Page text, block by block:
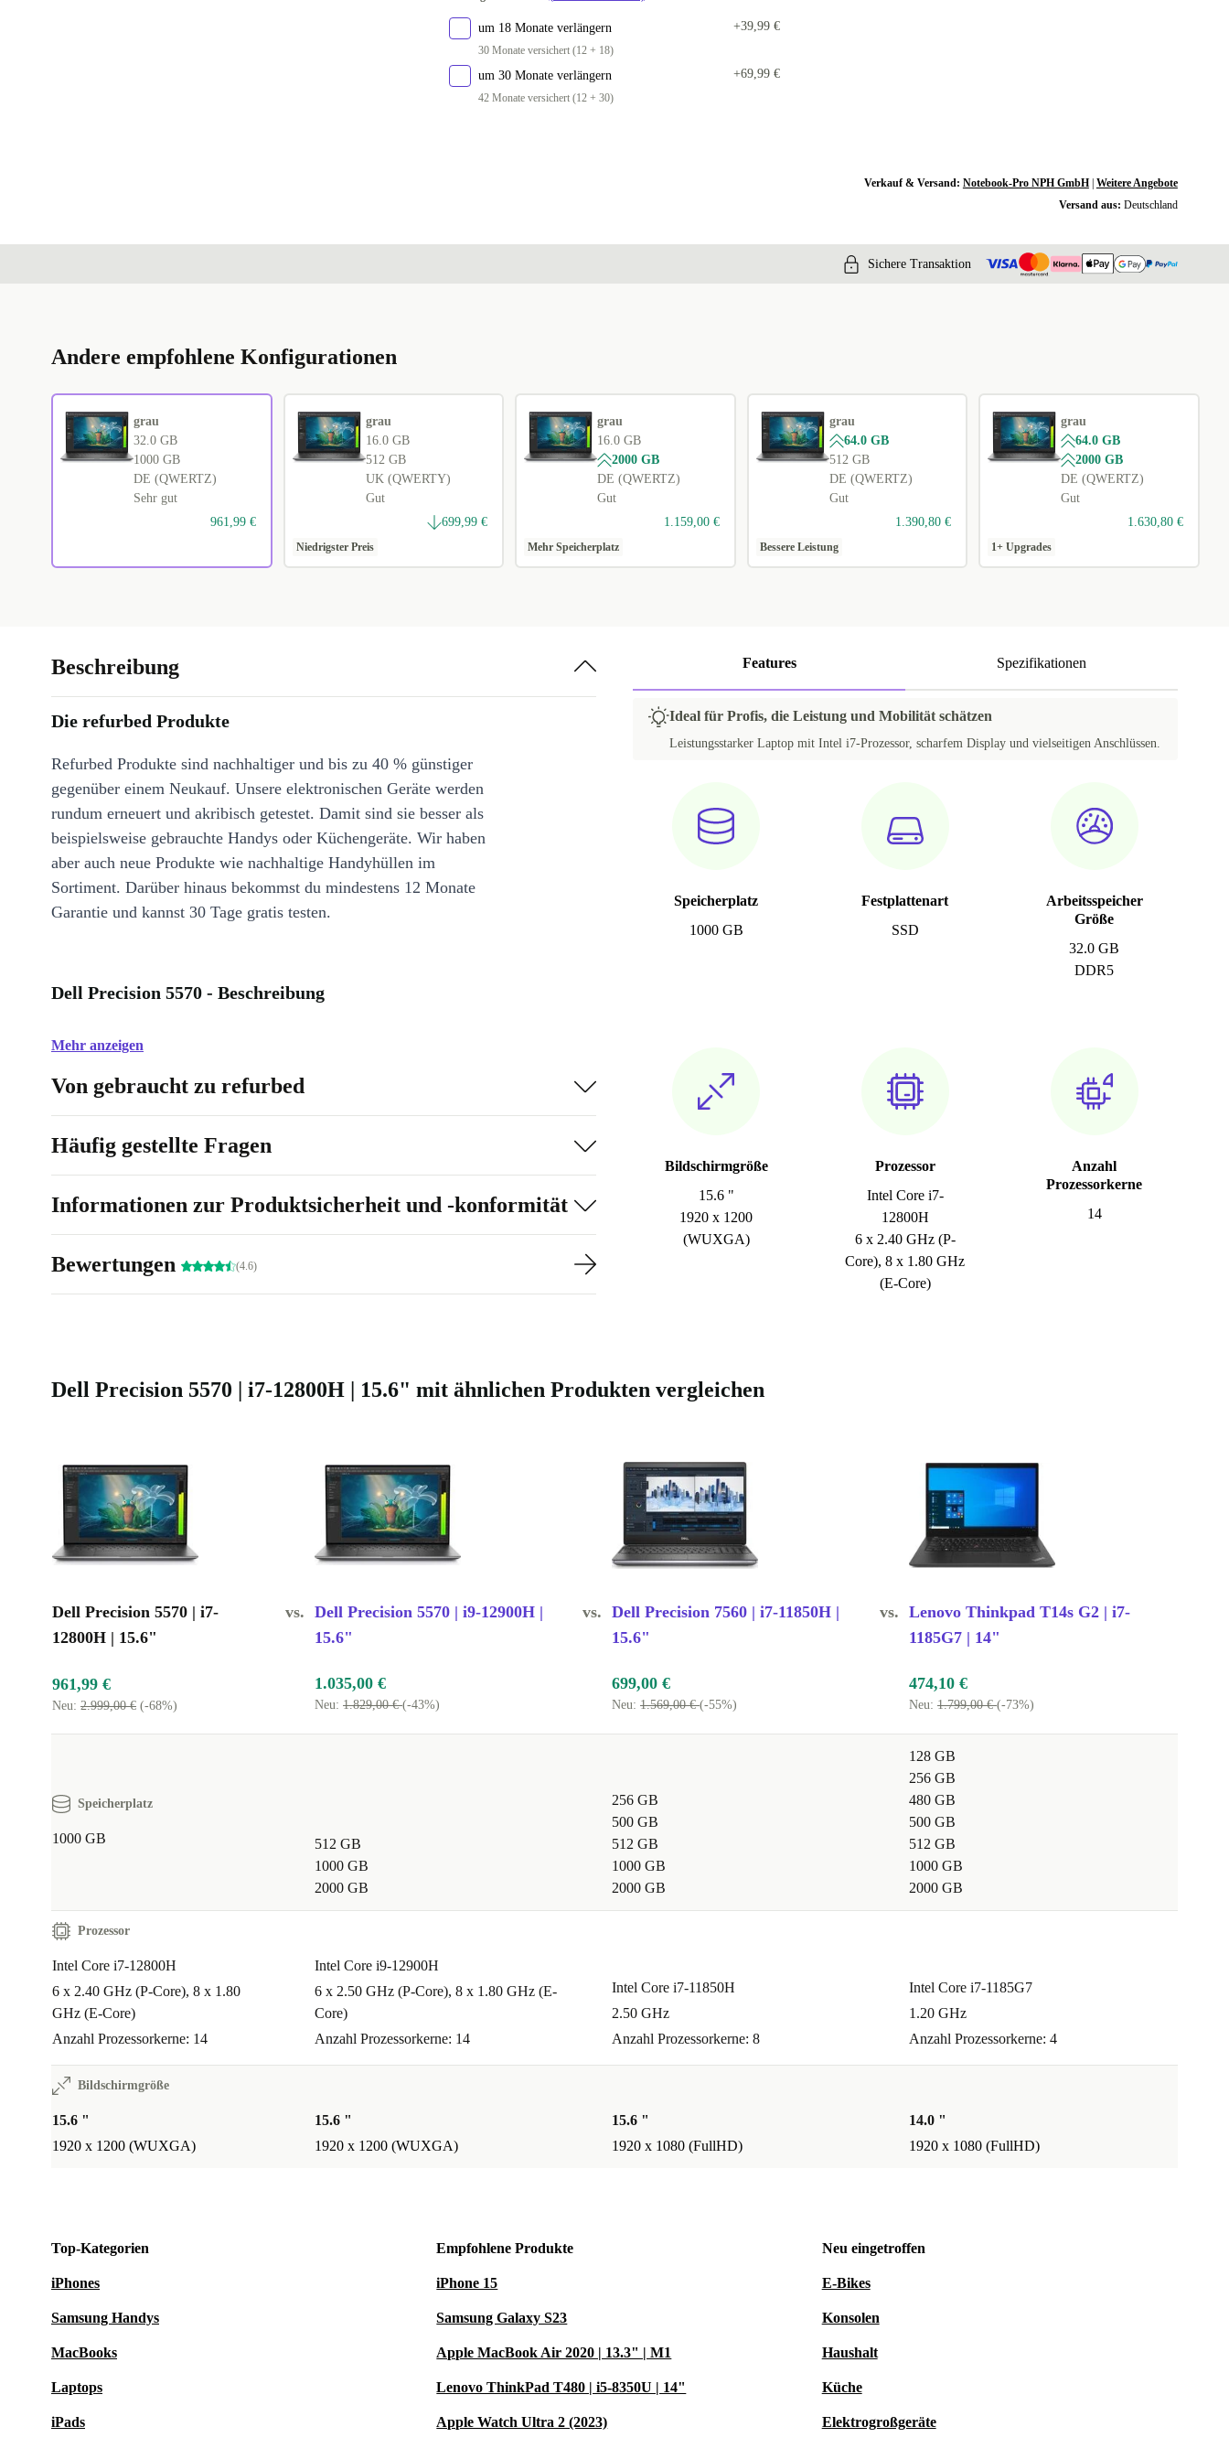
um 18 Monate verlängern
30 Monate versichert (12 + 18)
+39,99 €
um 30 Monate verlängern
42 Monate versichert (12 + 30)
+69,99 €
Verkauf & Versand: Notebook-Pro NPH GmbH| Weitere Angebote
Versand aus: Deutschland
Sichere Transaktion
Andere empfohlene Konfigurationen
grau
32.0 GB
1000 GB
DE (QWERTZ)
Sehr gut
961,99 €
grau
16.0 GB
512 GB
UK (QWERTY)
Gut
699,99 €
Niedrigster Preis
grau
16.0 GB
2000 GB
DE (QWERTZ)
Gut
1.159,00 €
Mehr Speicherplatz
grau
64.0 GB
512 GB
DE (QWERTZ)
Gut
1.390,80 €
Bessere Leistung
grau
64.0 GB
2000 GB
DE (QWERTZ)
Gut
1.630,80 €
1+ Upgrades
Features Spezifikationen
Ideal für Profis, die Leistung und Mobilität schätzen
Leistungsstarker Laptop mit Intel i7-Prozessor, scharfem Display und vielseitigen Anschlüssen.
Speicherplatz
1000 GB
Festplattenart
SSD
Arbeitsspeicher
Größe
32.0 GB
DDR5
Bildschirmgröße
15.6 "
1920 x 1200
(WUXGA)
Prozessor
Intel Core i7-
12800H
6 x 2.40 GHz (P-
Core), 8 x 1.80 GHz
(E-Core)
Anzahl
Prozessorkerne
14
Beschreibung
Die refurbed Produkte
Refurbed Produkte sind nachhaltiger und bis zu 40 % günstiger
gegenüber einem Neukauf. Unsere elektronischen Geräte werden
rundum erneuert und akribisch getestet. Damit sind sie besser als
beispielsweise gebrauchte Handys oder Küchengeräte. Wir haben
aber auch neue Produkte wie nachhaltige Handyhüllen im
Sortiment. Darüber hinaus bekommst du mindestens 12 Monate
Garantie und kannst 30 Tage gratis testen.
Dell Precision 5570 - Beschreibung
Mehr anzeigen
Von gebraucht zu refurbed
Häufig gestellte Fragen
Informationen zur Produktsicherheit und -konformität
Bewertungen (4.6)
Dell Precision 5570 | i7-12800H | 15.6" mit ähnlichen Produkten vergleichen
Dell Precision 5570 | i7-
12800H | 15.6"
vs. Dell Precision 5570 | i9-12900H |
15.6"
vs. Dell Precision 7560 | i7-11850H |
15.6"
vs. Lenovo Thinkpad T14s G2 | i7-
1185G7 | 14"
961,99 €
Neu: 2.999,00 € (-68%)
1.035,00 €
Neu: 1.829,00 €(-43%)
699,00 €
Neu: 1.569,00 €(-55%)
474,10 €
Neu: 1.799,00 €(-73%)
Speicherplatz
1000 GB
512 GB
1000 GB
2000 GB
256 GB
500 GB
512 GB
1000 GB
2000 GB
128 GB
256 GB
480 GB
500 GB
512 GB
1000 GB
2000 GB
Prozessor
Intel Core i7-12800H
6 x 2.40 GHz (P-Core), 8 x 1.80
GHz (E-Core)
Anzahl Prozessorkerne: 14
Intel Core i9-12900H
6 x 2.50 GHz (P-Core), 8 x 1.80 GHz (E-
Core)
Anzahl Prozessorkerne: 14
Intel Core i7-11850H
2.50 GHz
Anzahl Prozessorkerne: 8
Intel Core i7-1185G7
1.20 GHz
Anzahl Prozessorkerne: 4
Bildschirmgröße
15.6 "
1920 x 1200 (WUXGA)
15.6 "
1920 x 1200 (WUXGA)
15.6 "
1920 x 1080 (FullHD)
14.0 "
1920 x 1080 (FullHD)
Top-Kategorien
iPhones
Samsung Handys
MacBooks
Laptops
iPads
Empfohlene Produkte
iPhone 15
Samsung Galaxy S23
Apple MacBook Air 2020 | 13.3" | M1
Lenovo ThinkPad T480 | i5-8350U | 14"
Apple Watch Ultra 2 (2023)
Neu eingetroffen
E-Bikes
Konsolen
Haushalt
Küche
Elektrogroßgeräte